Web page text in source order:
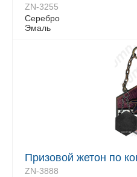
ZN-3255
Серебро
Эмаль
Призовой жетон по
ZN-3888